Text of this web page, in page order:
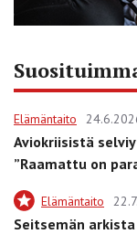
Elämäntaito
Aviokriisistä
”Raamattu on
Elämäntaito
Seitsemän